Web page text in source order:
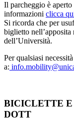
Il parcheggio è
informazioni clicca
Si ricorda che per
biglietto nell’apposita
dell’Università.
Per qualsiasi
a:
BICICLETTE
DOTT